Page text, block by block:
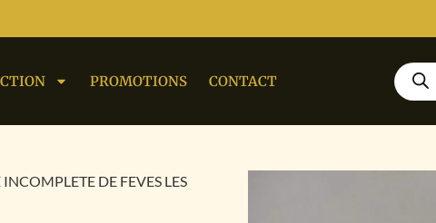
PROMOTIONS CONTACT
DE FEVES LES